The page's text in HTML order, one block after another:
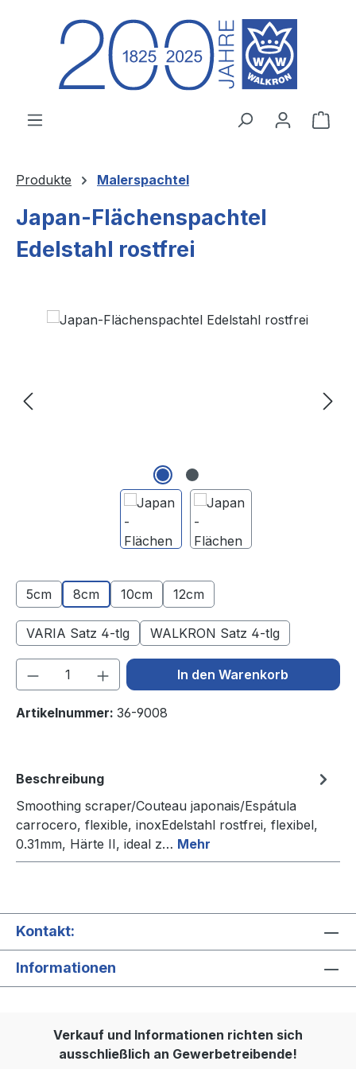
Zum Hauptinhalt springen
Produkte Malerspachtel
Japan-Flächenspachtel
Edelstahl rostfrei
Bildergalerie überspringen
5cm 8cm 10cm 12cm
VARIA Satz 4-tlg
(Diese Option ist zurzeit nicht verfügbar.)
WALKRON Satz 4-tlg
(Diese Option ist zurzeit
Produkt Anzahl: Gib denIn den Warenkorb
Artikelnummer: 36-9008
Beschreibung
Smoothing scraper/Couteau japonais/Espátula
carrocero, flexible, inoxEdelstahl rostfrei, flexibel,
0.31mm, Härte II, ideal z… Mehr
Kontakt:
Informationen
Verkauf und Informationen richten sich
ausschließlich an Gewerbetreibende!